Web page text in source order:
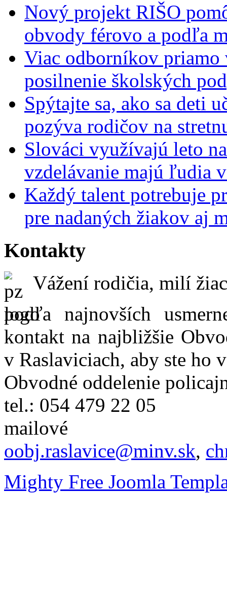
Nový projekt RIŠO
obvody férovo a podľa
Viac odborníkov priamo
posilnenie školských
Spýtajte sa, ako sa deti
pozýva rodičov na
Slováci využívajú leto
vzdelávanie majú ľudia
Každý talent potrebuje
pre nadaných žiakov aj
Kontakty
Vážení rodičia, milí
podľa najnovších
kontakt na najbližšie
v Raslaviciach, aby ste ho
Obvodné oddelenie
tel.: 054 479 22 05
oobj.raslavice@minv.sk,
Mighty Free Joomla